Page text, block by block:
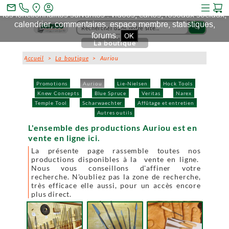
search
Promotions Auriou Lie-Nielsen
Hock Tools
Knew Concepts
Blue Spruce Veritas
Narex
Temple Tool
Scharwaechter
Affûtage et entretien
Autres outils
La boutique
Accueil >La boutique > Auriou
L'ensemble des productions Auriou est en
vente en ligne ici.
La présente page rassemble toutes nos
productions disponibles à la vente en ligne.
Nous vous conseillons d'affiner votre
recherche. N'oubliez pas la zone de recherche,
très efficace elle aussi, pour un accès encore
plus direct.
mail_outline
Ce site et des sites tiers qu'il utilise collectent des cookies pour
les fonctionnalités suivantes : vidéos, cartes, réseaux sociaux,
calendrier, commentaires, espace membre, statistiques,
forums. OK